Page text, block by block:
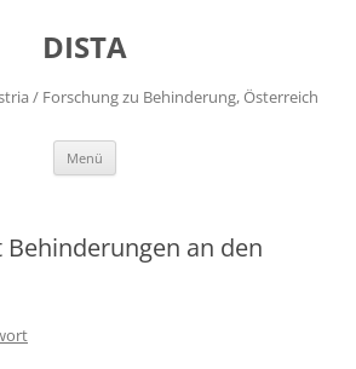
DISTA
/ Forschung zu Behinderung, Österreich
Menü
an den